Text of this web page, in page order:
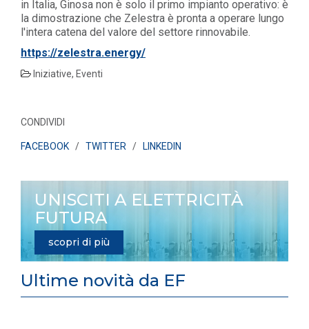
in Italia, Ginosa non è solo il primo impianto operativo: è
la dimostrazione che Zelestra è pronta a operare lungo
l'intera catena del valore del settore rinnovabile.
https://zelestra.energy/
Iniziative, Eventi
CONDIVIDI
FACEBOOK / TWITTER / LINKEDIN
UNISCITI A ELETTRICITÀ
FUTURA
scopri di più
Ultime novità da EF